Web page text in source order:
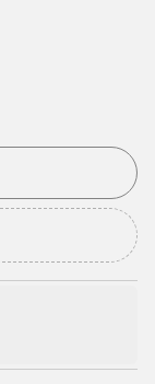
dig som medlem